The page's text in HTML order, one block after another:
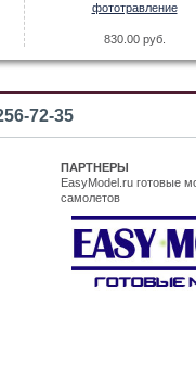
фототравление
830.00 руб.
72-35
ПАРТНЕРЫ
EasyModel.ru готовые
самолетов